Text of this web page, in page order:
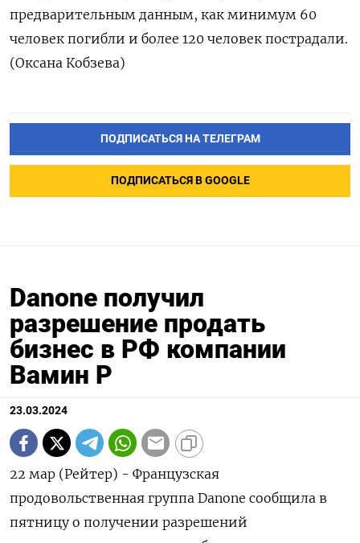
предварительным данным, как минимум 60
человек погибли и более 120 человек пострадали.
(Оксана Кобзева)
ПОДПИСАТЬСЯ НА ТЕЛЕГРАМ
ПОДПИСАТЬСЯ В GOOGLE
Danone получил
разрешение продать
бизнес в РФ компании
Вамин Р
23.03.2024
22 мар (Рейтер) - Французская
продовольственная группа Danone сообщила в
пятницу о получении разрешений